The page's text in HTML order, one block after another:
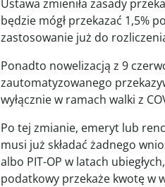
Ustawa zmieniła zasady
będzie mógł przekazać 1,5%
zastosowanie już do
Ponadto nowelizacją z 9
zautomatyzowanego
wyłącznie w ramach walki z
Po tej zmianie, emeryt lub
musi już składać żadnego
albo PIT-OP w latach
podatkowy przekaże kwotę w